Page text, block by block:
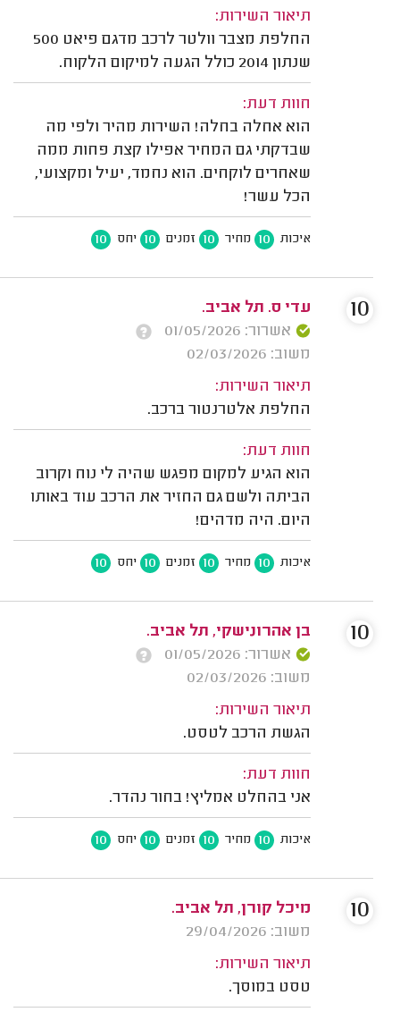
תיאור השירות:
החלפת מצבר וולטר לרכב מדגם פיאט 500
שנתון 2014 כולל הגעה למיקום הלקוח.
חוות דעת:
הוא אחלה בחלה! השירות מהיר ולפי מה
שבדקתי גם המחיר אפילו קצת פחות ממה
שאחרים לוקחים. הוא נחמד, יעיל ומקצועי,
הכל עשר!
איכות 10 מחיר 10 זמנים 10 יחס 10
עדי ס. תל אביב.
אשרור: 01/05/2026
משוב: 02/03/2026
תיאור השירות:
החלפת אלטרנטור ברכב.
חוות דעת:
הוא הגיע למקום מפגש שהיה לי נוח וקרוב
הביתה ולשם גם החזיר את הרכב עוד באותו
היום. היה מדהים!
איכות 10 מחיר 10 זמנים 10 יחס 10
10
בן אהרונישקי, תל אביב.
אשרור: 01/05/2026
משוב: 02/03/2026
תיאור השירות:
הגשת הרכב לטסט.
חוות דעת:
אני בהחלט אמליץ! בחור נהדר.
איכות 10 מחיר 10 זמנים 10 יחס 10
10
מיכל קורן, תל אביב.
משוב: 29/04/2026
תיאור השירות:
טסט במוסך.
10